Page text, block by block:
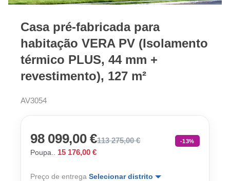
Casa pré-fabricada para
habitação VERA PV (Isolamento
térmico PLUS, 44 mm +
revestimento), 127 m²
AV3054
98 099,00 €113 275,00 € -13%
Poupa.. 15 176,00 €
Preço de entrega Selecionar distrito